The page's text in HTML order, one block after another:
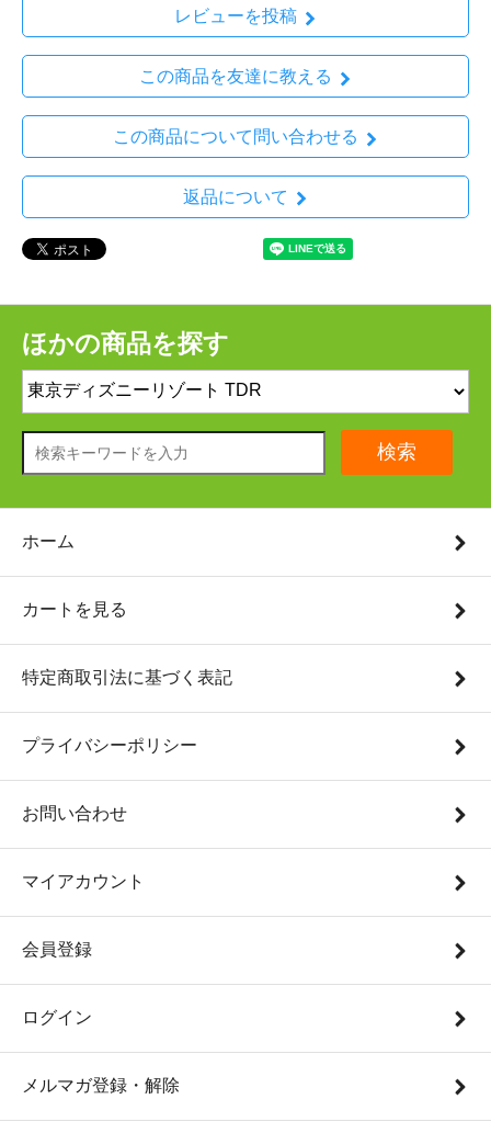
レビューを投稿
この商品を友達に教える
この商品について問い合わせる
返品について
ほかの商品を探す
検索
ホーム
カートを見る
特定商取引法に基づく表記
プライバシーポリシー
お問い合わせ
マイアカウント
会員登録
ログイン
メルマガ登録・解除